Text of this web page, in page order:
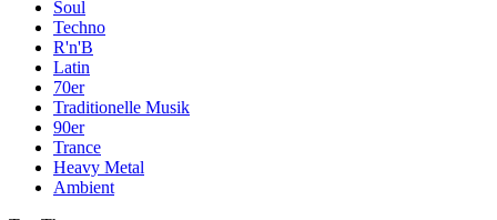
Soul
Techno
R'n'B
Latin
70er
Traditionelle Musik
90er
Trance
Heavy Metal
Ambient